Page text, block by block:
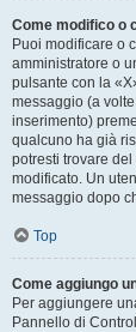
Come modifico o
Puoi modificare o
amministratore o
pulsante con la
messaggio (a
inserimento)
qualcuno ha già
potresti trovare
modificato. Un
messaggio dopo
Top
Come aggiungo
Per aggiungere
Pannello di